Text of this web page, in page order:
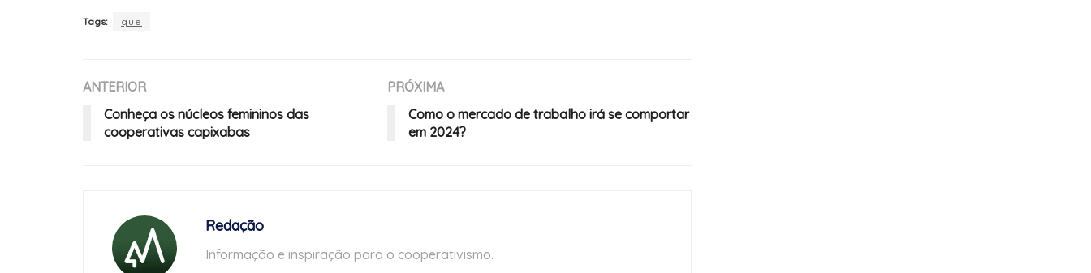
Tags: que
ANTERIOR
Conheça os núcleos femininos das
cooperativas capixabas
PRÓXIMA
Como o mercado de trabalho irá se comportar
em 2024?
Redação
Informação e inspiração para o cooperativismo.